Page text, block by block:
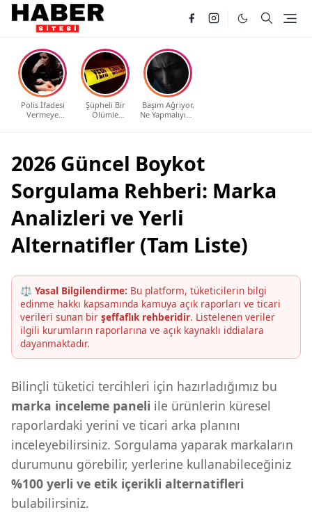
Polis İfadesi
Vermeye
Gerekenler
Şüpheli Bir
Ölümle
Başım Ağrıyor,
Ne Yapmalıyım?
2026 Güncel Boykot
Sorgulama Rehberi: Marka
Analizleri ve Yerli
Alternatifler (Tam Liste)
⚖️ Yasal Bilgilendirme: Bu platform, tüketicilerin bilgi
edinme hakkı kapsamında kamuya açık raporları ve ticari
verileri sunan bir şeffaflık rehberidir. Listelenen veriler
ilgili kurumların raporlarına ve açık kaynaklı iddialara
dayanmaktadır.
Bilinçli tüketici tercihleri için hazırladığımız bu
marka inceleme paneli ile ürünlerin küresel
raporlardaki yerini ve ticari arka planını
inceleyebilirsiniz. Sorgulama yaparak markaların
durumunu görebilir, yerlerine kullanabileceğiniz
%100 yerli ve etik içerikli alternatifleri
bulabilirsiniz.